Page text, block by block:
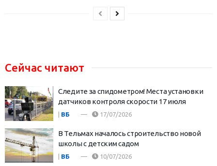
Сейчас читают
Следите за спидометром! Места установки
датчиков контроля скорости 17 июля
ВБ 17/07/2026
В Тельмах началось строительство новой
школы с детским садом
ВБ 10/07/2026